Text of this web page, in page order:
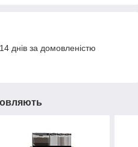
днів за домовленістю